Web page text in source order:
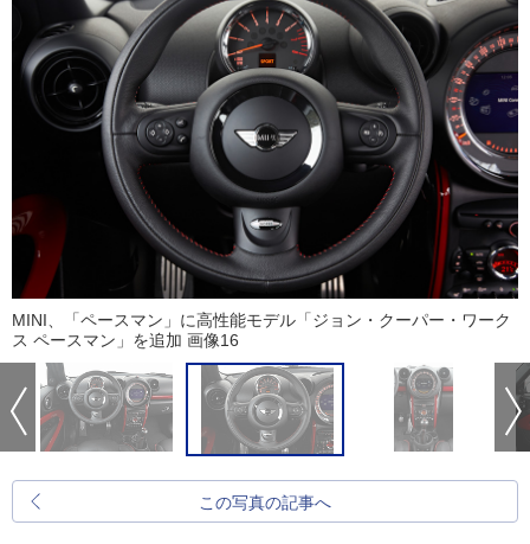
MINI、「ペースマン」に高性能モデル「ジョン・クーパー・ワーク
ス ペースマン」を追加 画像16
この写真の記事へ